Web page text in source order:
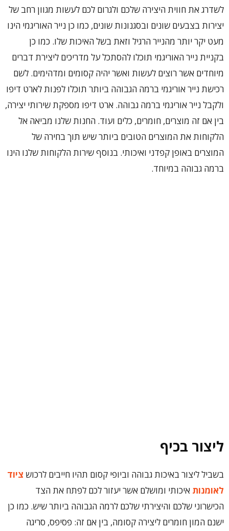
לשדרג את חווית היצירה שלכם ולגרום לכם לעשות מגוון רחב של
יצירות בצבעים שונים ובסגנונות שונים, כמו כן נייר האוריגמי הינו
מעט יקר יותר מהנייר הרגיל וזאת בשל האיכות שלו. כמו כן
בקניית נייר האוריגמי תוכלו להסתכל על מדריכים ליצירת דברים
מיוחדים אשר רוצים לעשות ואשר יהיה קסומים ומדהימים. לשם
רכישת נייר אוריגמי ברמה הגבוהה ביותר תוכלו לפנות לארט דיפו
ולקבל נייר אוריגמי ברמה גבוהה. ארט דיפו מספקת שירותי יצירה,
בין אם זה מוצרים, חומרים, כלים ועוד. החנות שלנו מביאה אל
הלקוחות את המוצרים הטובים ביותר שיש תוך בחירה של
המוצרים באופן קפדני ואיכותי. בנוסף שירות הלקוחות שלנו הינו
ברמה גבוהה במיוחד.
ליצור בכיף
בשביל ליצור באיכות גבוהה וביופי קסום תהיו חייבים לרכוש ציוד
לאומנות איכותי ומושלם אשר יעזור לכם לפתח את הצד
הכישרוני שלכם והיצירתי שלכם לרמה הגבוהה ביותר שיש. כמו כן
ישנם המון חומרים ליצירה קסומה, בין אם זה: פסיפס, סריגה